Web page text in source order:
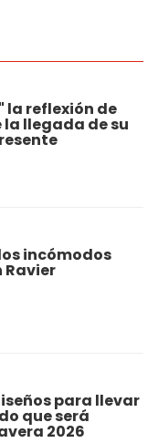
la reflexión de
la llegada de su
incómodos
Ravier
para llevar
que será
2026